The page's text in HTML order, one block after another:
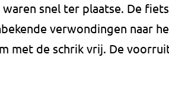
waren snel ter plaatse. De
verwondingen naar
met de schrik vrij. De